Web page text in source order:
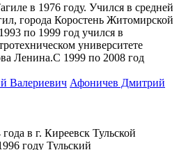
в 1976 году. Учился в средней
города Коростень Житомирской
по 1999 год учился в
университете
Ленина.С 1999 по 2008 год
Афоничев Дмитрий
в г. Киреевск Тульской
году Тульский